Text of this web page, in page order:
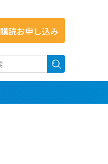
購読お申し込み